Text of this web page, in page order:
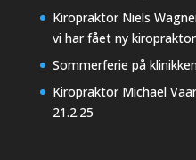
Kiropraktor Niels
vi har fået ny
Sommerferie på
Kiropraktor Michael
21.2.25